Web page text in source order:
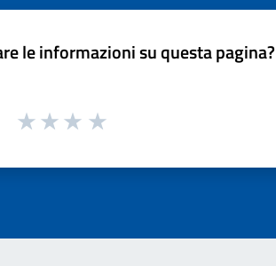
le informazioni su questa pagina?